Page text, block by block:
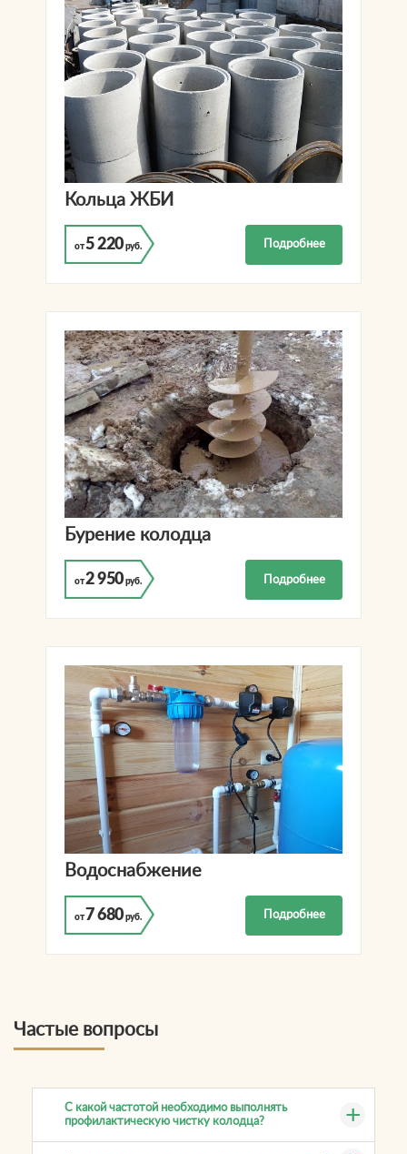
Кольца ЖБИ
от5 220 руб. Подробнее
Бурение колодца
от2 950 руб. Подробнее
Водоснабжение
от7 680 руб. Подробнее
Частые вопросы
С какой частотой необходимо выполнять
профилактическую чистку колодца?